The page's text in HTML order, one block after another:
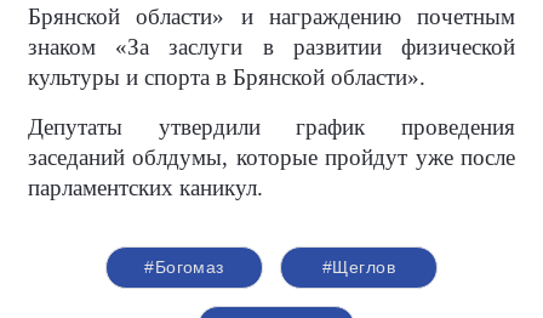
Брянской области» и награждению почетным
знаком «За заслуги в развитии физической
культуры и спорта в Брянской области».
Депутаты утвердили график проведения
заседаний облдумы, которые пройдут уже после
парламентских каникул.
#Богомаз #Щеглов